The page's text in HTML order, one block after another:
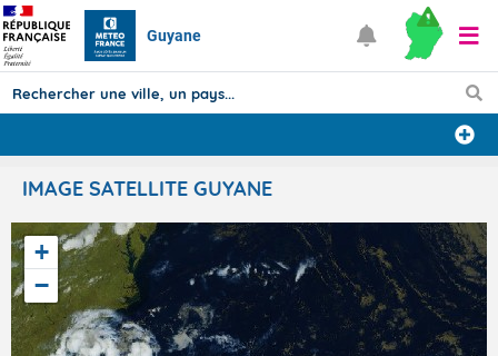
Guyane
Prévisions
TOUS LES RÉSULTATS
Articles
IMAGE SATELLITE GUYANE
+
−